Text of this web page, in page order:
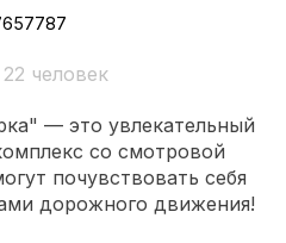
человек
— это увлекательный
со смотровой
почувствовать себя
дорожного движения!